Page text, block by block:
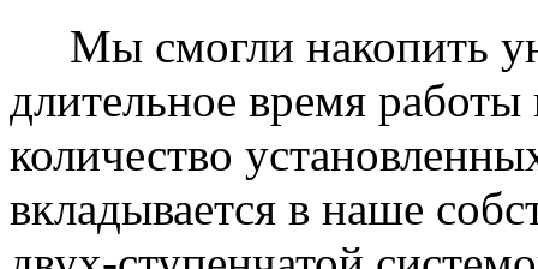
Мы смогли накопить
длительное время
количество
вкладывается в наше